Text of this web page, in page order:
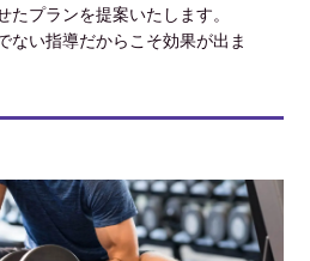
たプランを提案いたします。
ない指導だからこそ効果が出ま